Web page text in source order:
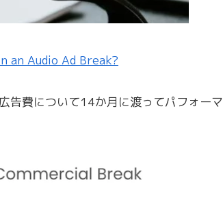
an Audio Ad Break?
告費について14か月に渡ってパフォーマ